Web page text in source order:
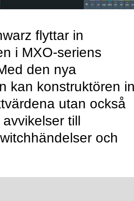
flyttar in
i MXO-seriens
den nya
kan konstruktören
utan också
till
och